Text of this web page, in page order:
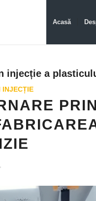
Acasă
injecție a
INJECȚIE